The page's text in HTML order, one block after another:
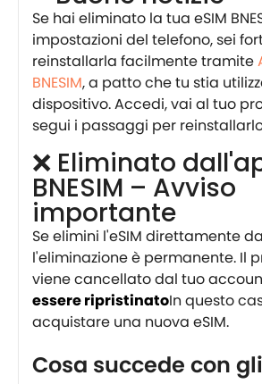
Se hai eliminato la tua eSIM
impostazioni del telefono, sei
reinstallarla facilmente tramite
BNESIM, a patto che tu stia
dispositivo. Accedi, vai al tuo
segui i passaggi per
❌ Eliminato
BNESIM – Avviso
importante
Se elimini l'eSIM direttamente
l'eliminazione è permanente. Il
viene cancellato dal tuo
essere ripristinatoIn questo
acquistare una nuova eSIM.
Cosa succede con